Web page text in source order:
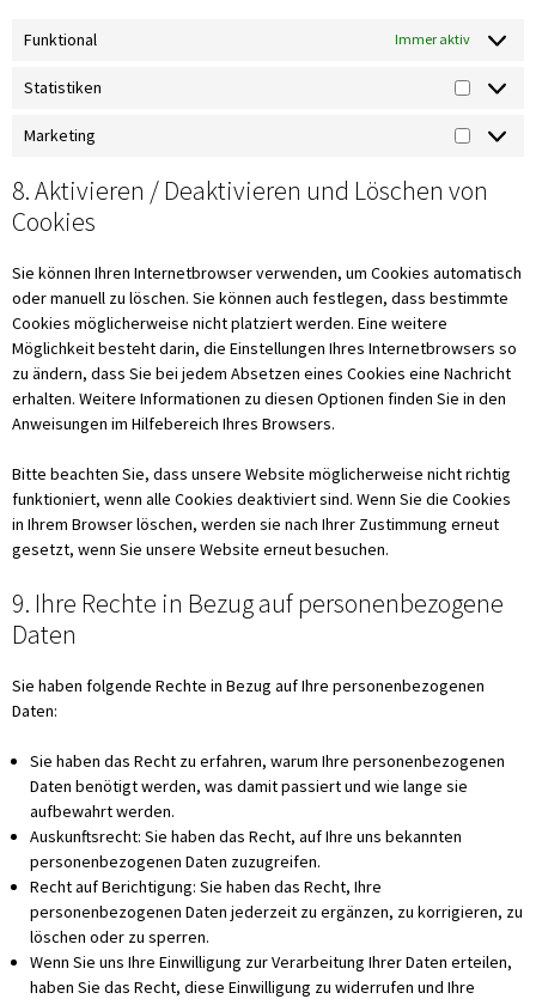
Funktional Immer aktiv
Statistiken
Marketing
8. Aktivieren / Deaktivieren und Löschen von
Cookies
Sie können Ihren Internetbrowser verwenden, um Cookies automatisch
oder manuell zu löschen. Sie können auch festlegen, dass bestimmte
Cookies möglicherweise nicht platziert werden. Eine weitere
Möglichkeit besteht darin, die Einstellungen Ihres Internetbrowsers so
zu ändern, dass Sie bei jedem Absetzen eines Cookies eine Nachricht
erhalten. Weitere Informationen zu diesen Optionen finden Sie in den
Anweisungen im Hilfebereich Ihres Browsers.
Bitte beachten Sie, dass unsere Website möglicherweise nicht richtig
funktioniert, wenn alle Cookies deaktiviert sind. Wenn Sie die Cookies
in Ihrem Browser löschen, werden sie nach Ihrer Zustimmung erneut
gesetzt, wenn Sie unsere Website erneut besuchen.
9. Ihre Rechte in Bezug auf personenbezogene
Daten
Sie haben folgende Rechte in Bezug auf Ihre personenbezogenen
Daten:
Sie haben das Recht zu erfahren, warum Ihre personenbezogenen
Daten benötigt werden, was damit passiert und wie lange sie
aufbewahrt werden.
Auskunftsrecht: Sie haben das Recht, auf Ihre uns bekannten
personenbezogenen Daten zuzugreifen.
Recht auf Berichtigung: Sie haben das Recht, Ihre
personenbezogenen Daten jederzeit zu ergänzen, zu korrigieren, zu
löschen oder zu sperren.
Wenn Sie uns Ihre Einwilligung zur Verarbeitung Ihrer Daten erteilen,
haben Sie das Recht, diese Einwilligung zu widerrufen und Ihre